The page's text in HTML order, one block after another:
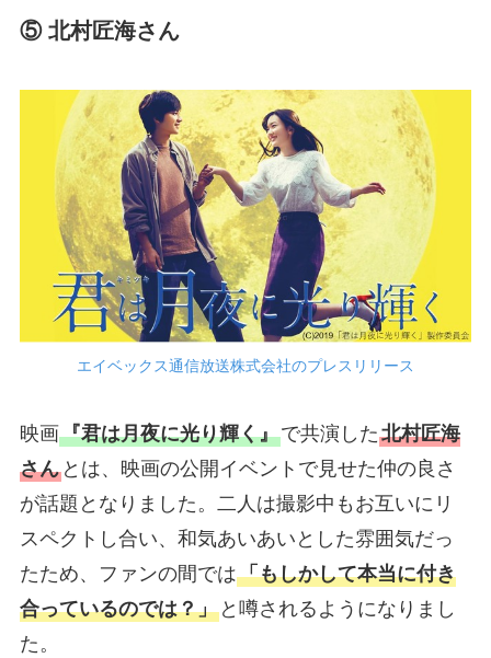
⑤ 北村匠海さん
エイベックス通信放送株式会社のプレスリリース
映画『君は月夜に光り輝く』で共演した北村匠海
さんとは、映画の公開イベントで見せた仲の良さ
が話題となりました。二人は撮影中もお互いにリ
スペクトし合い、和気あいあいとした雰囲気だっ
たため、ファンの間では「もしかして本当に付き
合っているのでは？」と噂されるようになりまし
た。